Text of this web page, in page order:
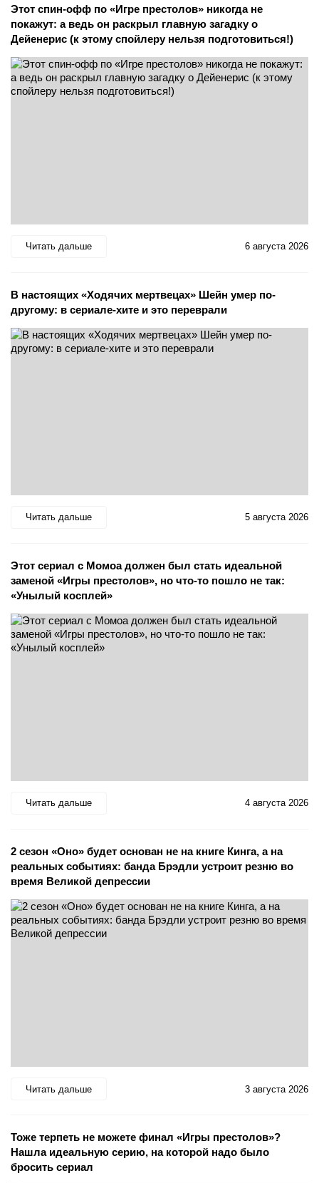
Этот спин-офф по «Игре престолов» никогда не
покажут: а ведь он раскрыл главную загадку о
Дейенерис (к этому спойлеру нельзя подготовиться!)
Читать дальше 6 августа 2026
В настоящих «Ходячих мертвецах» Шейн умер по-
другому: в сериале-хите и это переврали
Читать дальше 5 августа 2026
Этот сериал с Момоа должен был стать идеальной
заменой «Игры престолов», но что-то пошло не так:
«Унылый косплей»
Читать дальше 4 августа 2026
2 сезон «Оно» будет основан не на книге Кинга, а на
реальных событиях: банда Брэдли устроит резню во
время Великой депрессии
Читать дальше 3 августа 2026
Тоже терпеть не можете финал «Игры престолов»?
Нашла идеальную серию, на которой надо было
бросить сериал